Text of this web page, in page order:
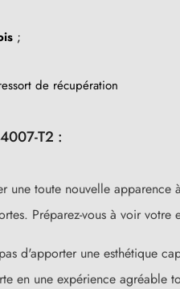
;
de récupération
T2 :
une toute nouvelle
Préparez-vous à voir
d'apporter une esthétique
en une expérience agréable